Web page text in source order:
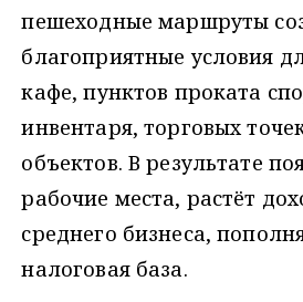
пешеходные маршруты
благоприятные условия
кафе, пунктов проката
инвентаря, торговых
объектов. В результате
рабочие места, растёт
среднего бизнеса,
налоговая база.